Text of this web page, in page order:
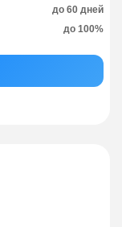
до 60 дней
до 100%